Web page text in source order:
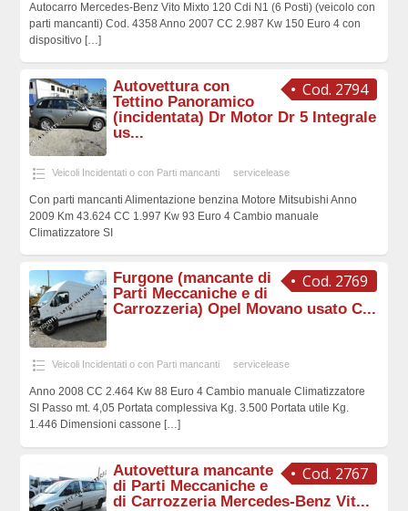
Autocarro Mercedes-Benz Vito Mixto 120 Cdi N1 (6 Posti) (veicolo con
parti mancanti) Cod. 4358 Anno 2007 CC 2.987 Kw 150 Euro 4 con
dispositivo […]
Cod. 2794
Autovettura con
Tettino Panoramico
(incidentata) Dr Motor Dr 5 Integrale
us...
Veicoli Incidentati o con Parti mancanti servicelease
Con parti mancanti Alimentazione benzina Motore Mitsubishi Anno
2009 Km 43.624 CC 1.997 Kw 93 Euro 4 Cambio manuale
Climatizzatore SI
Cod. 2769
Furgone (mancante di
Parti Meccaniche e di
Carrozzeria) Opel Movano usato C...
Veicoli Incidentati o con Parti mancanti servicelease
Anno 2008 CC 2.464 Kw 88 Euro 4 Cambio manuale Climatizzatore
SI Passo mt. 4,05 Portata complessiva Kg. 3.500 Portata utile Kg.
1.446 Dimensioni cassone […]
Cod. 2767
Autovettura mancante
di Parti Meccaniche e
di Carrozzeria Mercedes-Benz Vit...